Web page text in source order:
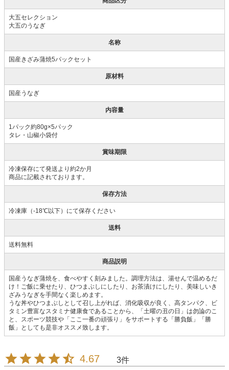
大五セレクション
大五のうなぎ
名称
国産きざみ蒲焼5パックセット
原材料
国産うなぎ
内容量
1パック約80g×5パック
タレ・山椒小袋付
賞味期限
冷凍保存にて発送より約2か月
商品に記載されております。
保存方法
冷凍庫（-18℃以下）にて保存ください
送料
送料無料
商品説明
国産うなぎ蒲焼を、食べやすく刻みました。調理方法は、湯せんで温めるだ
け！ご飯に乗せたり、ひつまぶしにしたり、お茶漬けにしたり、美味しいき
ざみうなぎを手間なく楽しめます。
うな丼やひつまぶしとして召し上がれば、消化吸収が良く、高タンパク、ビ
タミン豊富なスタミナ健康食であることから、「土曜の丑の日」は勿論のこ
と、スポーツ競技や「ここ一番の頑張り」をサポートする「勝負飯」「勝
飯」としても是非オススメ致します。
4.67 3